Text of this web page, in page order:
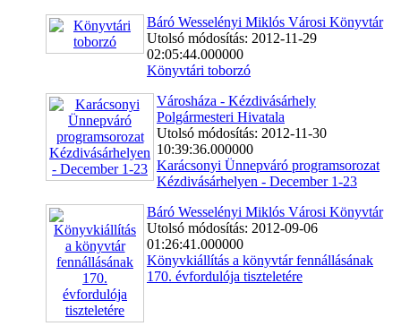
Báró Wesselényi Miklós Városi Könyvtár
Utolsó módosítás: 2012-11-29
02:05:44.000000
Könyvtári toborzó
Városháza - Kézdivásárhely
Polgármesteri Hivatala
Utolsó módosítás: 2012-11-30
10:39:36.000000
Karácsonyi Ünnepváró programsorozat
Kézdivásárhelyen - December 1-23
Báró Wesselényi Miklós Városi Könyvtár
Utolsó módosítás: 2012-09-06
01:26:41.000000
Könyvkiállítás a könyvtár fennállásának
170. évfordulója tiszteletére